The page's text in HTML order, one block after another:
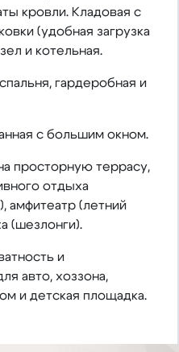
кровли. Кладовая с
(удобная загрузка
и котельная.
гардеробная и
с большим окном.
просторную террасу,
отдыха
амфитеатр (летний
(шезлонги).
и
авто, хоззона,
и детская площадка.